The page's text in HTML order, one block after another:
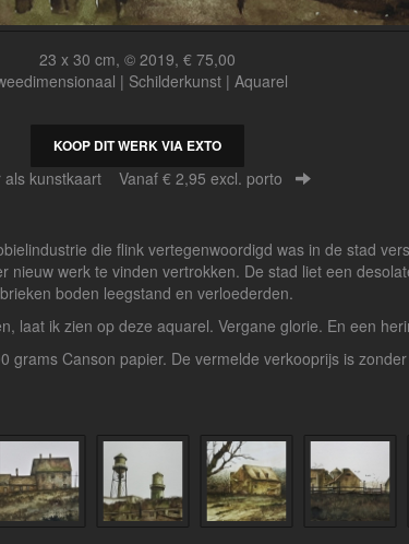
23 x 30 cm, © 2019, € 75,00
| Schilderkunst | Aquarel
KOOP DIT WERK VIA EXTO
als kunstkaart Vanaf € 2,95 excl. porto
die flink vertegenwoordigd was in de stad
werk te vinden vertrokken. De stad liet een
boden leegstand en verloederden.
laat ik zien op deze aquarel. Vergane glorie. En een
grams Canson papier. De vermelde verkooprijs is